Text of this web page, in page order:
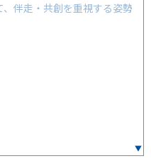
伴走・共創を重視する姿勢